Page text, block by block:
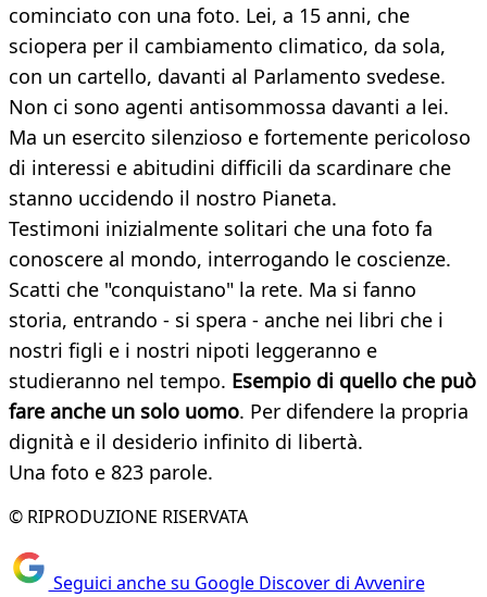
cominciato con una foto. Lei, a 15 anni, che
sciopera per il cambiamento climatico, da sola,
con un cartello, davanti al Parlamento svedese.
Non ci sono agenti antisommossa davanti a lei.
Ma un esercito silenzioso e fortemente pericoloso
di interessi e abitudini difficili da scardinare che
stanno uccidendo il nostro Pianeta.
Testimoni inizialmente solitari che una foto fa
conoscere al mondo, interrogando le coscienze.
Scatti che "conquistano" la rete. Ma si fanno
storia, entrando - si spera - anche nei libri che i
nostri figli e i nostri nipoti leggeranno e
studieranno nel tempo. Esempio di quello che può
fare anche un solo uomo. Per difendere la propria
dignità e il desiderio infinito di libertà.
Una foto e 823 parole.
© RIPRODUZIONE RISERVATA
Seguici anche su Google Discover di Avvenire